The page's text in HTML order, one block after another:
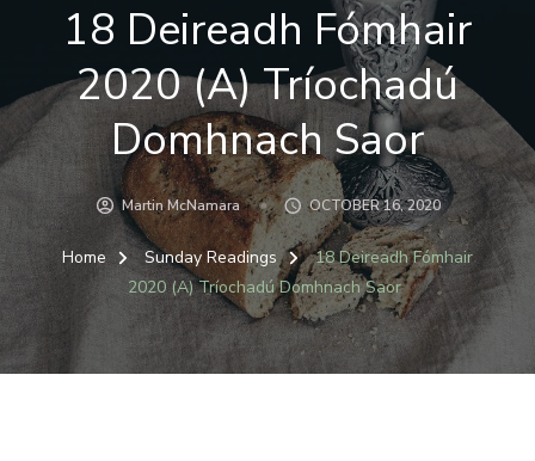
18 Deireadh Fómhair
2020 (A) Tríochadú
Domhnach Saor
Martin McNamara OCTOBER 16, 2020
Home Sunday Readings
18 Deireadh Fómhair
2020 (A) Tríochadú Domhnach Saor